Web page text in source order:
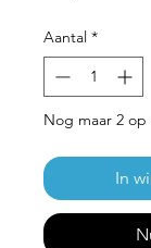
Aantal *
Nog maar 2 op
In